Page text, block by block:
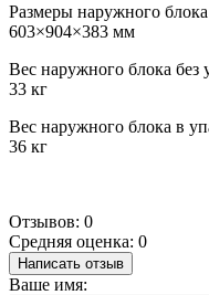
Размеры наружного
603×904×383 мм
Вес наружного блока без
33 кг
Вес наружного блока в
36 кг
Отзывов: 0
Средняя оценка: 0
Написать отзыв
Ваше имя: